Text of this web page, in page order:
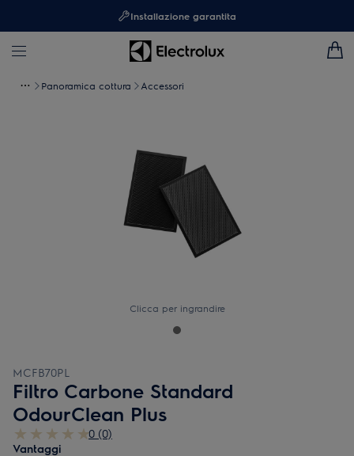
Installazione garantita
Panoramica cottura Accessori
Clicca per ingrandire
MCFB70PL
Filtro Carbone Standard
OdourClean Plus
0 (0)
Vantaggi